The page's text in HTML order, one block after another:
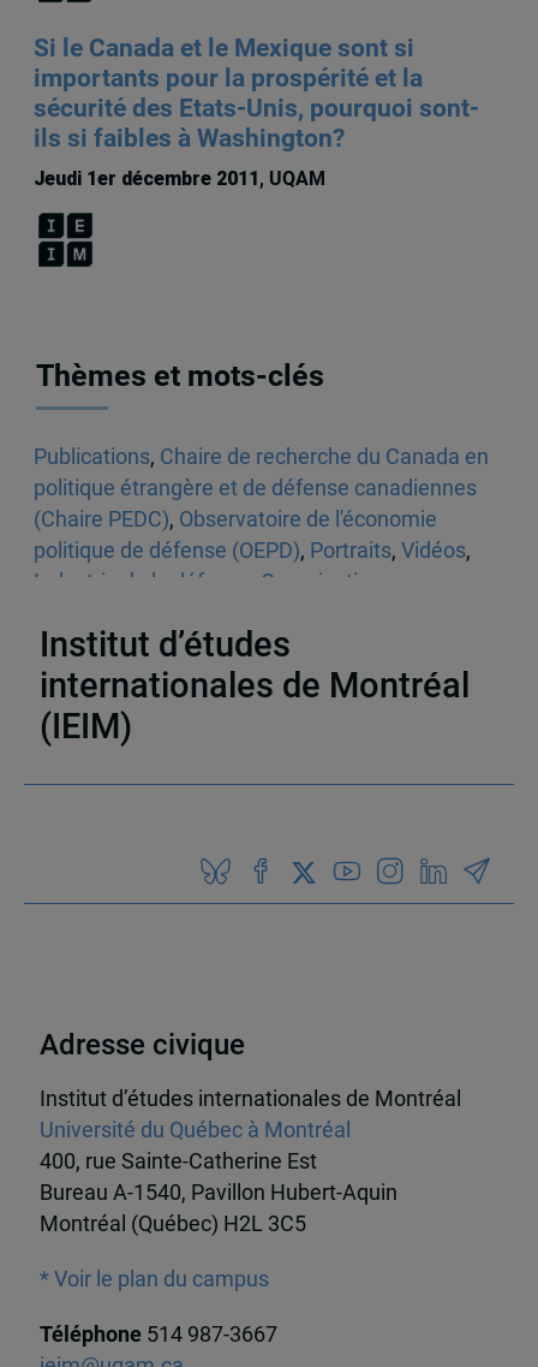
Si le Canada et le Mexique sont si
importants pour la prospérité et la
sécurité des Etats-Unis, pourquoi sont-
ils si faibles à Washington?
Jeudi 1er décembre 2011, UQAM
Thèmes et mots-clés
Publications, Chaire de recherche du Canada en
politique étrangère et de défense canadiennes
(Chaire PEDC), Observatoire de l'économie
politique de défense (OEPD), Portraits, Vidéos,
Industrie de la défense
Organisations
Institut d’études
internationales de Montréal
(IEIM)
Adresse civique
Institut d’études internationales de Montréal
Université du Québec à Montréal
400, rue Sainte-Catherine Est
Bureau A-1540, Pavillon Hubert-Aquin
Montréal (Québec) H2L 3C5
* Voir le plan du campus
Téléphone 514 987-3667